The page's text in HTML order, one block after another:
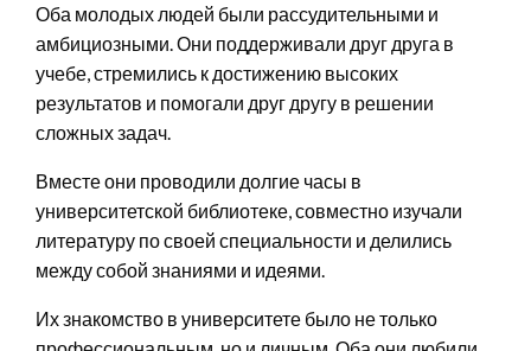
Оба молодых людей были рассудительными и
амбициозными. Они поддерживали друг друга в
учебе, стремились к достижению высоких
результатов и помогали друг другу в решении
сложных задач.
Вместе они проводили долгие часы в
университетской библиотеке, совместно изучали
литературу по своей специальности и делились
между собой знаниями и идеями.
Их знакомство в университете было не только